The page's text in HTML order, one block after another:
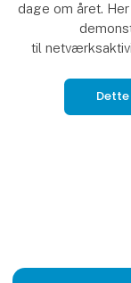
dage om året.
til